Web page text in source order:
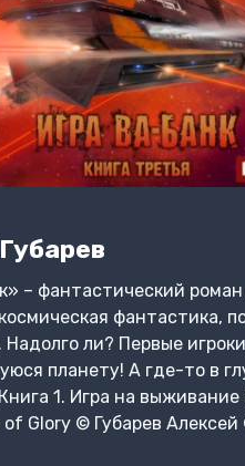
– фантастический
фантастика,
Надолго ли? Первые
планету! А где-то в
1. Игра на
of Glory © Губарев